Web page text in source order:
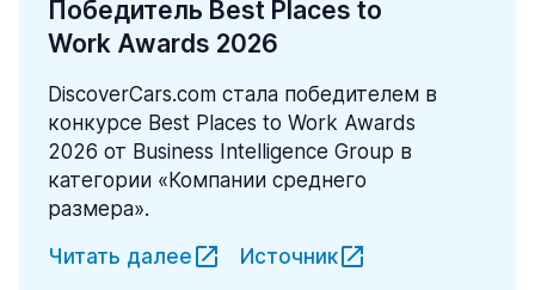
Победитель Best Places to
Work Awards 2026
DiscoverCars.com стала победителем в
конкурсе Best Places to Work Awards
2026 от Business Intelligence Group в
категории «Компании среднего
размера».
Читать далее
Источник